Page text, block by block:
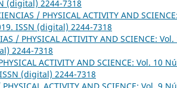
(digital) 2244-7318
/ PHYSICAL ACTIVITY AND SCIENCE:
ISSN (digital) 2244-7318
/ PHYSICAL ACTIVITY AND SCIENCE: Vol.
2244-7318
ACTIVITY AND SCIENCE: Vol. 10
(digital) 2244-7318